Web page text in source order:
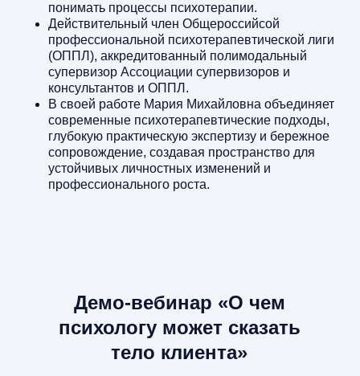
понимать процессы психотерапии.
Действительный член Общероссийсой
профессиональной психотерапевтической лиги
(ОППЛ), аккредитованный полимодальный
супервизор Ассоциации супервизоров и
консультантов и ОППЛ.
В своей работе Мария Михайловна объединяет
современные психотерапевтические подходы,
глубокую практическую экспертизу и бережное
сопровождение, создавая пространство для
устойчивых личностных изменений и
профессионального роста.
Демо-вебинар «О чем
психологу может сказать
тело клиента»